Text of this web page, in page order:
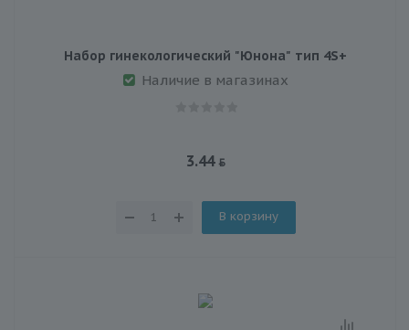
Набор гинекологический "Юнона" тип 4S+
Наличие в магазинах
3.44
В корзину